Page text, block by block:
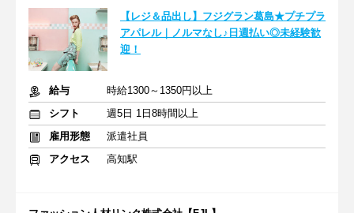
【レジ＆品出し】フジグラン葛島★プチプラ
アパレル｜ノルマなし♪日週払い◎未経験歓
迎！
給与
時給1300～1350円以上
シフト
週5日 1日8時間以上
雇用形態
派遣社員
アクセス
高知駅